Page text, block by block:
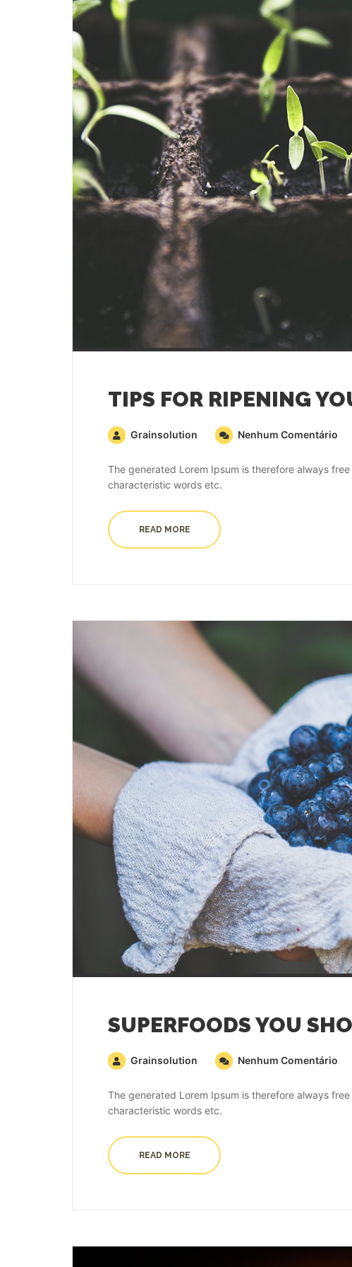
TIPS FOR RIPENING
Grainsolution Nenhum Comentário
The generated Lorem Ipsum is therefore always
characteristic words etc.
READ MORE
SUPERFOODS YOU
Grainsolution Nenhum Comentário
The generated Lorem Ipsum is therefore always
characteristic words etc.
READ MORE